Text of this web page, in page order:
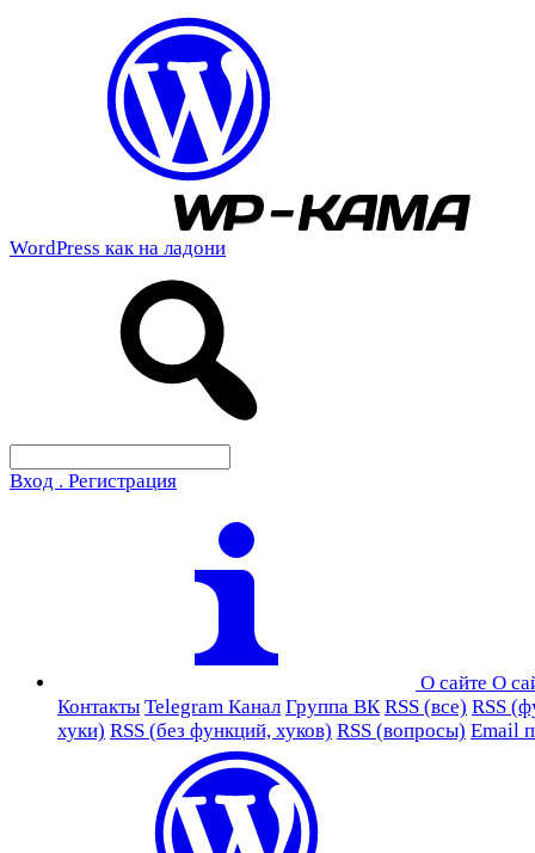
WordPress как на ладони
Вход . Регистрация
О сайте О
Контакты Telegram Канал Группа ВК RSS (все) RSS
хуки) RSS (без функций, хуков) RSS (вопросы) Email